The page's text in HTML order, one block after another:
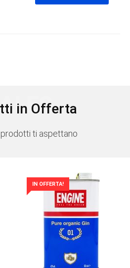
in Offerta
ti aspettano
IN OFFERTA!